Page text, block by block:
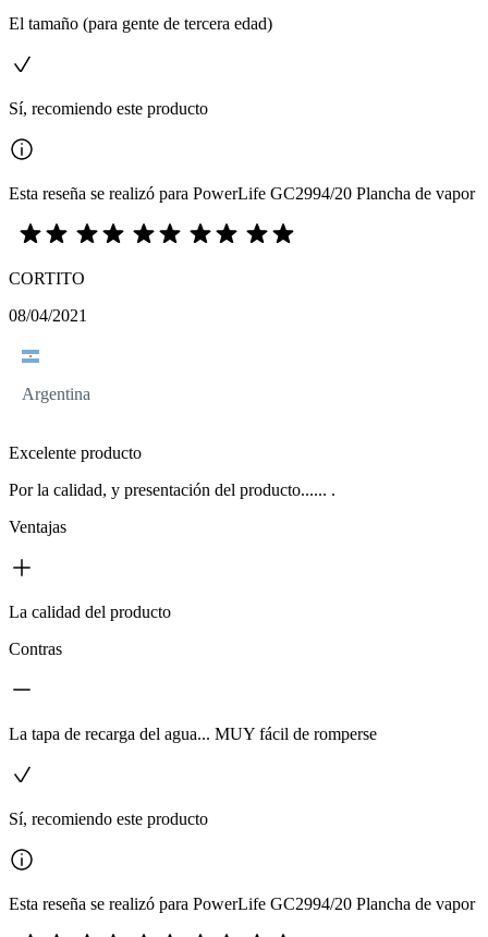
El tamaño (para gente de tercera edad)
Sí, recomiendo este producto
Esta reseña se realizó para PowerLife GC2994/20 Plancha de vapor
CORTITO
08/04/2021
Argentina
Excelente producto
Por la calidad, y presentación del producto...... .
Ventajas
La calidad del producto
Contras
La tapa de recarga del agua... MUY fácil de romperse
Sí, recomiendo este producto
Esta reseña se realizó para PowerLife GC2994/20 Plancha de vapor